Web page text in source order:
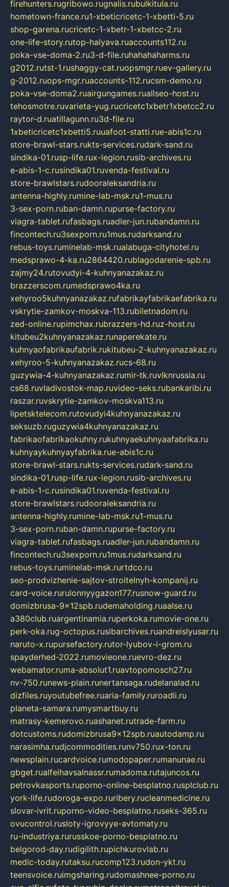
firehunters.rugribowo.rugnalis.rubulkitula.ru
hometown-france.ru1-xbeticricetc-1-xbetti-5.ru
shop-garena.rucricetc-1-xbetr-1-xbetcc-2.ru
one-life-story.rutop-halyava.ruaccounts112.ru
poka-vse-doma-2.ru3-d-file.ruhahahaharms.ru
g2012.rutst-1.rushaggy-cat.ruopsmgr.ruev-gallery.ru
g-2012.ruops-mgr.ruaccounts-112.rucsm-demo.ru
poka-vse-doma2.ruairgungames.ruallseo-host.ru
tehosmotre.ruvarieta-yug.rucricetc1xbetr1xbetcc2.ru
raytor-d.ruatillagunn.ru3d-file.ru
1xbeticricetc1xbetti5.ruuafoot-statti.rue-abis1c.ru
store-brawl-stars.rukts-services.rudark-sand.ru
sindika-01.rusp-life.rux-legion.rusib-archives.ru
e-abis-1-c.rusindika01.ruvenda-festival.ru
store-brawlstars.rudooraleksandria.ru
antenna-highly.rumine-lab-msk.ru1-mus.ru
3-sex-porn.ruban-damn.rupurse-factory.ru
viagra-tablet.rufasbags.ruadler-jun.rubandamn.ru
fincontech.ru3sexporn.ru1mus.rudarksand.ru
rebus-toys.ruminelab-msk.rualabuga-cityhotel.ru
medsprawo-4-ka.ru2864420.rublagodarenie-spb.ru
zajmy24.rutovudyi-4-kuhnyanazakaz.ru
brazzerscom.rumedsprawo4ka.ru
xehyroo5kuhnyanazakaz.rufabrikayfabrikaefabrika.ru
vskrytie-zamkov-moskva-113.rubiletnadom.ru
zed-online.rupimchax.rubrazzers-hd.ruz-host.ru
kitubeu2kuhnyanazakaz.runaperekate.ru
kuhnyaofabrikaufabrik.rukitubeu-2-kuhnyanazakaz.ru
xehyroo-5-kuhnyanazakaz.rucs-68.ru
guzywia-4-kuhnyanazakaz.rumir-tk.ruvlknrussia.ru
cs68.ruvladivostok-map.ruvideo-seks.rubankaribi.ru
raszar.ruvskrytie-zamkov-moskva113.ru
lipetsktelecom.rutovudyi4kuhnyanazakaz.ru
seksuzb.ruguzywia4kuhnyanazakaz.ru
fabrikaofabrikaokuhny.rukuhnyaekuhnyaafabrika.ru
kuhnyaykuhnyayfabrika.rue-abis1c.ru
store-brawl-stars.rukts-services.rudark-sand.ru
sindika-01.rusp-life.rux-legion.rusib-archives.ru
e-abis-1-c.rusindika01.ruvenda-festival.ru
store-brawlstars.rudooraleksandria.ru
antenna-highly.rumine-lab-msk.ru1-mus.ru
3-sex-porn.ruban-damn.rupurse-factory.ru
viagra-tablet.rufasbags.ruadler-jun.rubandamn.ru
fincontech.ru3sexporn.ru1mus.rudarksand.ru
rebus-toys.ruminelab-msk.rurtdco.ru
seo-prodvizhenie-sajtov-stroitelnyh-kompanij.ru
card-voice.rurulonnyygazon177.rusnow-guard.ru
domizbrusa-9x12spb.rudemaholding.ruaalse.ru
a380club.ruargentinamia.ruperkoka.rumovie-one.ru
perk-oka.rug-octopus.rusibarchives.ruandreislyusar.ru
naruto-x.rupursefactory.rutor-lyubov-i-grom.ru
spayderhed-2022.rumovieone.ruevro-dez.ru
webamator.ruma-absolut1.ruavtopomosch27.ru
nv-750.runews-plain.runertansaga.rudelanalad.ru
dizfiles.ruyoutubefree.ruaria-family.ruroadli.ru
planeta-samara.rumysmartbuy.ru
matrasy-kemerovo.ruashanet.rutrade-farm.ru
dotcustoms.rudomizbrusa9x12spb.ruautodamp.ru
narasimha.rudjcommodities.runv750.rux-ton.ru
newsplain.rucardvoice.rumodopaper.rumanunae.ru
gbget.rualfeihavsalnassr.rumadoma.rutajuncos.ru
petrovkasports.ruporno-online-besplatno.rusplclub.ru
york-life.rudoroga-expo.ruribery.rucleanmedicine.ru
slovar-ivrit.ruporno-video-besplatno.ruseks-365.ru
ovucontrol.rusloty-igrovyye-avtomaty.ru
ru-industriya.rurusskoe-porno-besplatno.ru
belgorod-day.rudigilith.rupichkurovlab.ru
medic-today.rutaksu.rucomp123.rudon-ykt.ru
teensvoice.ruimgsharing.rudomashnee-porno.ru